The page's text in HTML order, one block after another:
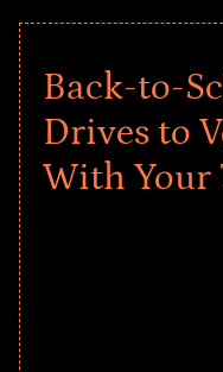
Back-to-
Drives to
With Your